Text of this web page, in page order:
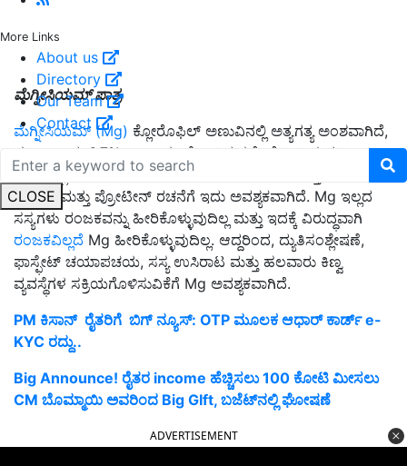
More Links
About us
Directory
Our Team
Contact
CLOSE
ಮೆಗ್ನೀಸಿಯಮ್ ಪಾತ್ರ
ಮೆಗ್ನೀಸಿಯಮ್ (Mg) ಕ್ಲೋರೊಫಿಲ್ ಅಣುವಿನಲ್ಲಿ ಅತ್ಯಗತ್ಯ ಅಂಶವಾಗಿದೆ,
ಪ್ರತಿ ಅಣುವು 6.7% mg ಅನ್ನು ಹೊಂದಿರುತ್ತದೆ. ಮೆಗ್ನೀಸಿಯಮ್
ಸಸ್ಯಗಳಲ್ಲಿ ರಂಜಕದ ವಾಹಕವಾಗಿಯೂ ಕಾರ್ಯನಿರ್ವಹಿಸುತ್ತದೆ. ಕೋಶ
ವಿಭಜನೆ ಮತ್ತು ಪ್ರೋಟೀನ್ ರಚನೆಗೆ ಇದು ಅವಶ್ಯಕವಾಗಿದೆ. Mg ಇಲ್ಲದ
ಸಸ್ಯಗಳು ರಂಜಕವನ್ನು ಹೀರಿಕೊಳ್ಳುವುದಿಲ್ಲ ಮತ್ತು ಇದಕ್ಕೆ ವಿರುದ್ಧವಾಗಿ
ರಂಜಕವಿಲ್ಲದೆ Mg ಹೀರಿಕೊಳ್ಳುವುದಿಲ್ಲ. ಆದ್ದರಿಂದ, ದ್ಯುತಿಸಂಶ್ಲೇಷಣೆ,
ಫಾಸ್ಫೇಟ್ ಚಯಾಪಚಯ, ಸಸ್ಯ ಉಸಿರಾಟ ಮತ್ತು ಹಲವಾರು ಕಿಣ್ವ
ವ್ಯವಸ್ಥೆಗಳ ಸಕ್ರಿಯಗೊಳಿಸುವಿಕೆಗೆ Mg ಅವಶ್ಯಕವಾಗಿದೆ.
PM ಕಿಸಾನ್‌ ರೈತರಿಗೆ ಬಿಗ್‌ ನ್ಯೂಸ್‌: OTP ಮೂಲಕ ಆಧಾರ್‌ ಕಾರ್ಡ್‌ e-
KYC ರದ್ದು..
Big Announce! ರೈತರ income ಹೆಚ್ಚಿಸಲು 100 ಕೋಟಿ ಮೀಸಲು
CM ಬೊಮ್ಮಾಯಿ ಅವರಿಂದ Big GIft, ಬಜೆಟ್‌ನಲ್ಲಿ ಘೋಷಣೆ
ADVERTISEMENT